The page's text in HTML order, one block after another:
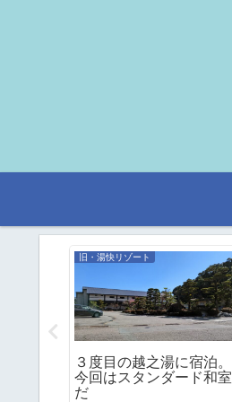
旧・湯快リゾート
３度目の越之湯に宿泊。
今回はスタンダード和室
だ